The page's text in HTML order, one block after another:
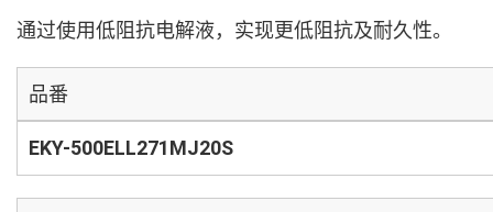
通过使用低阻抗电解液，实现更低阻抗及耐久性。
品番
EKY-500ELL271MJ20S